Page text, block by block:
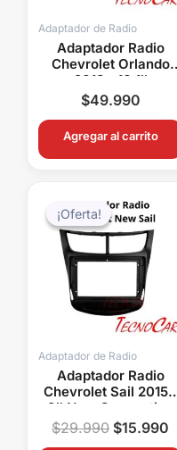
Adaptador de Radio
Adaptador Radio
Chevrolet Orlando
2018+ 10.1″
Connection ACH-
050T
$49.990
Agregar al carrito
¡Oferta!
¡Oferta!
Adaptador de Radio
Adaptador Radio
Chevrolet Sail 2015+
9″ New Connection
ACH-035N
$29.990
precio
original
$29.990.
$15.990